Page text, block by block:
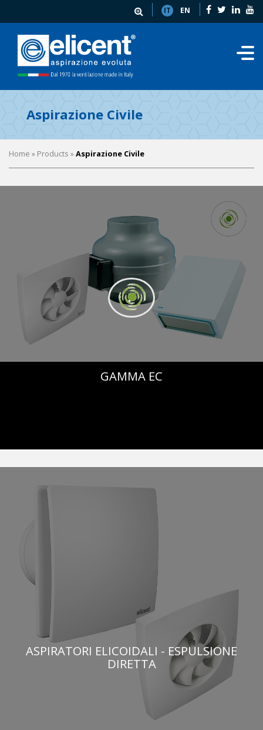
IT EN
Aspirazione Civile
Home » Products »Aspirazione Civile
GAMMA EC
ASPIRATORI ELICOIDALI - ESPULSIONE
DIRETTA